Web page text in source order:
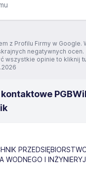
z Profilu Firmy w Google.
negatywnych ocen.
wszystkie opinie to kliknij
WODNEGO I